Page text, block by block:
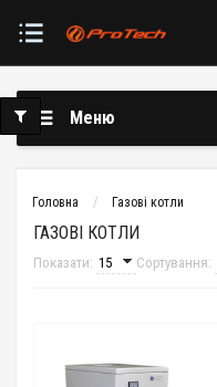
Меню
Головна Газові котли
ГАЗОВІ КОТЛИ
Показати: Сортування: